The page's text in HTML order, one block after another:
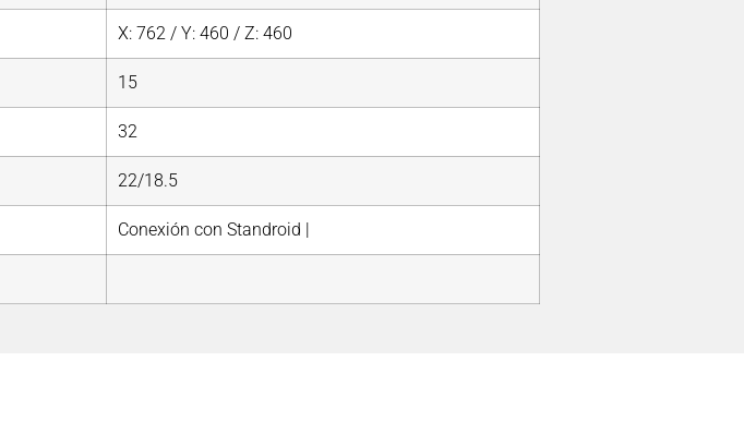
X: 762 / Y: 460 / Z: 460
15
32
22/18.5
Conexión con Standroid |